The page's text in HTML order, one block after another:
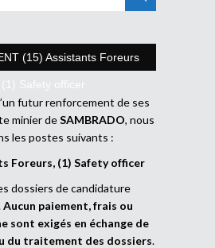
(15) Assistants Foreurs
Safety officer
futur renforcement de ses
minier deSAMBRADO, nous
les postes suivants :
Foreurs, (1) Safety officer
dossiers de candidature
Aucun paiement, frais ou
sont exigés en échange de
du traitement des dossiers.